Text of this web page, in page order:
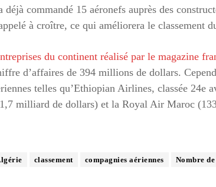
commandé 15 aéronefs auprès des
à croître, ce qui améliorera le classement
du continent réalisé par le magazine
d’affaires de 394 millions de dollars.
telles qu’Ethiopian Airlines, classée 24e
milliard de dollars) et la Royal Air Maroc
classement compagnies aériennes Nombre